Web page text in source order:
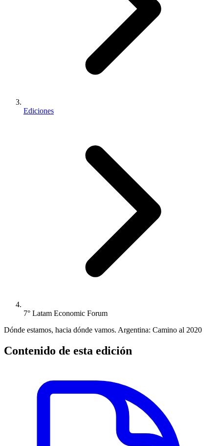
Ediciones
7° Latam Economic Forum
Dónde estamos, hacia dónde vamos. Argentina: Camino al 2020
Contenido de esta edición